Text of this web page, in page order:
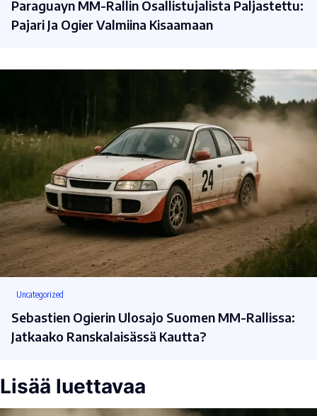
Paraguayn MM-Rallin Osallistujalista Paljastettu:
Pajari Ja Ogier Valmiina Kisaamaan
Uncategorized
Sebastien Ogierin Ulosajo Suomen MM-Rallissa:
Jatkaako Ranskalaisässä Kautta?
Lisää luettavaa